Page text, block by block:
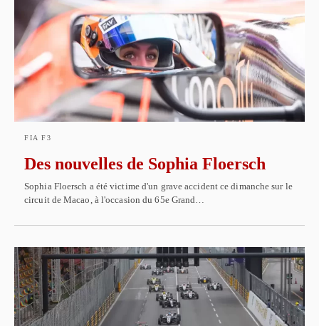
FIA F3
Des nouvelles de Sophia Floersch
Sophia Floersch a été victime d'un grave accident ce dimanche sur le
circuit de Macao, à l'occasion du 65e Grand…